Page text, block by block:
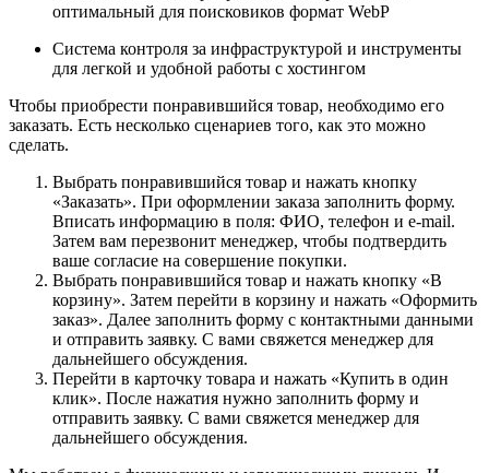
оптимальный для поисковиков формат WebP
Система контроля за инфраструктурой и инструменты
для легкой и удобной работы с хостингом
Чтобы приобрести понравившийся товар, необходимо его
заказать. Есть несколько сценариев того, как это можно
сделать.
Выбрать понравившийся товар и нажать кнопку
«Заказать». При оформлении заказа заполнить форму.
Вписать информацию в поля: ФИО, телефон и e-mail.
Затем вам перезвонит менеджер, чтобы подтвердить
ваше согласие на совершение покупки.
Выбрать понравившийся товар и нажать кнопку «В
корзину». Затем перейти в корзину и нажать «Оформить
заказ». Далее заполнить форму с контактными данными
и отправить заявку. С вами свяжется менеджер для
дальнейшего обсуждения.
Перейти в карточку товара и нажать «Купить в один
клик». После нажатия нужно заполнить форму и
отправить заявку. С вами свяжется менеджер для
дальнейшего обсуждения.